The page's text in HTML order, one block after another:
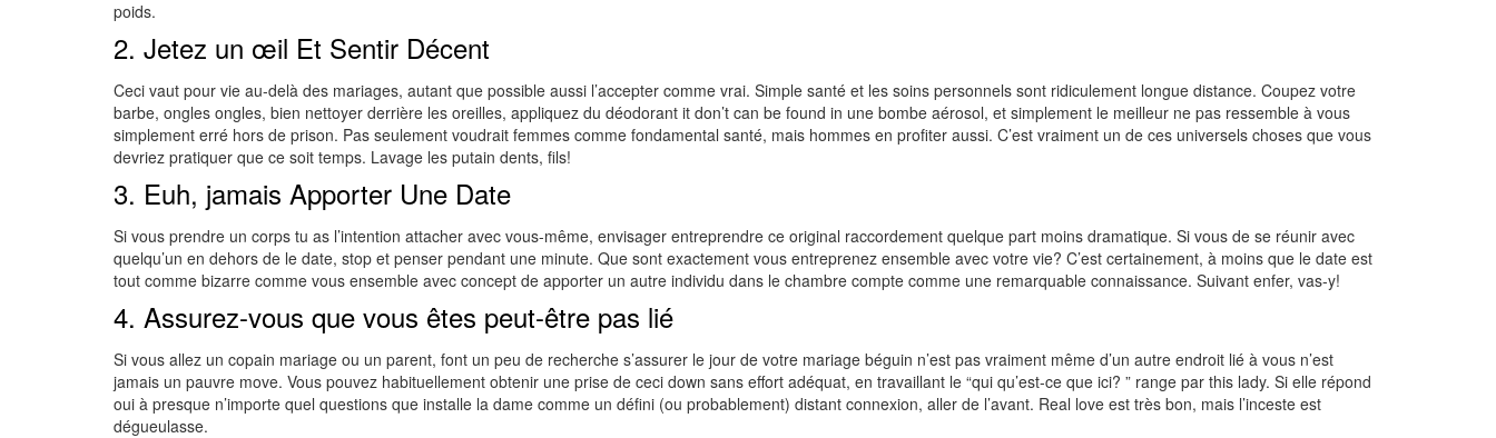
poids.
2. Jetez un œil Et Sentir Décent
Ceci vaut pour vie au-delà des mariages, autant que possible aussi l’accepter comme vrai. Simple santé et les soins personnels sont ridiculement longue distance. Coupez votre
barbe, ongles ongles, bien nettoyer derrière les oreilles, appliquez du déodorant it don’t can be found in une bombe aérosol, et simplement le meilleur ne pas ressemble à vous
simplement erré hors de prison. Pas seulement voudrait femmes comme fondamental santé, mais hommes en profiter aussi. C’est vraiment un de ces universels choses que vous
devriez pratiquer que ce soit temps. Lavage les putain dents, fils!
3. Euh, jamais Apporter Une Date
Si vous prendre un corps tu as l’intention attacher avec vous-même, envisager entreprendre ce original raccordement quelque part moins dramatique. Si vous de se réunir avec
quelqu’un en dehors de le date, stop et penser pendant une minute. Que sont exactement vous entreprenez ensemble avec votre vie? C’est certainement, à moins que le date est
tout comme bizarre comme vous ensemble avec concept de apporter un autre individu dans le chambre compte comme une remarquable connaissance. Suivant enfer, vas-y!
4. Assurez-vous que vous êtes peut-être pas lié
Si vous allez un copain mariage ou un parent, font un peu de recherche s’assurer le jour de votre mariage béguin n’est pas vraiment même d’un autre endroit lié à vous n’est
jamais un pauvre move. Vous pouvez habituellement obtenir une prise de ceci down sans effort adéquat, en travaillant le “qui qu’est-ce que ici? ” range par this lady. Si elle répond
oui à presque n’importe quel questions que installe la dame comme un défini (ou probablement) distant connexion, aller de l’avant. Real love est très bon, mais l’inceste est
dégueulasse.